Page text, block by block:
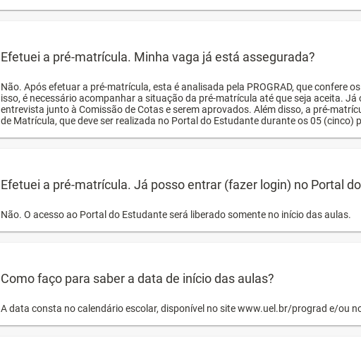
Efetuei a pré-matrícula. Minha vaga já está assegurada?
Não. Após efetuar a pré-matrícula, esta é analisada pela PROGRAD, que
isso, é necessário acompanhar a situação da pré-matrícula até que seja aceita.
entrevista junto à Comissão de Cotas e serem aprovados. Além disso, a pré-
de Matrícula, que deve ser realizada no Portal do Estudante durante os 05 (cinco)
Efetuei a pré-matrícula. Já posso entrar (fazer login) no Portal
Não. O acesso ao Portal do Estudante será liberado somente no início das aulas.
Como faço para saber a data de início das aulas?
A data consta no calendário escolar, disponível no site www.uel.br/prograd e/ou